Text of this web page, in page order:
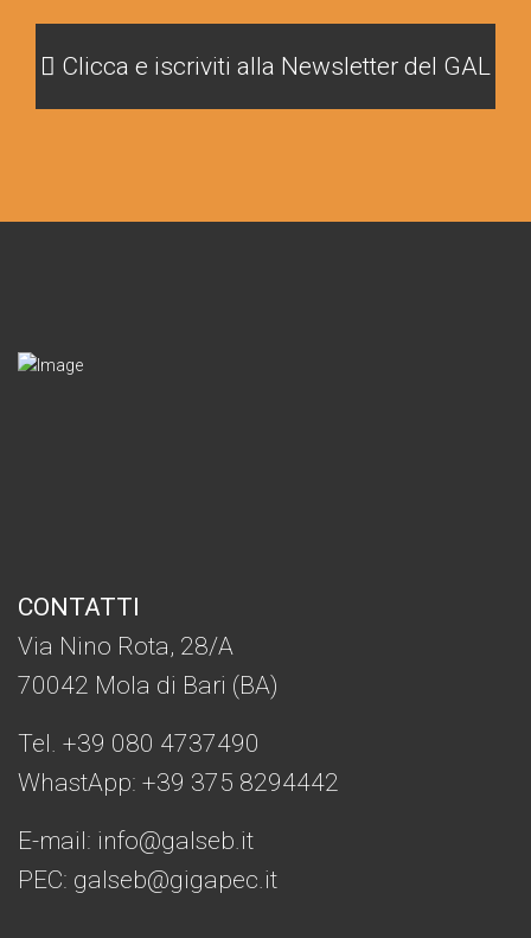
Clicca e iscriviti alla Newsletter del GAL
CONTATTI
Via Nino Rota, 28/A
70042 Mola di Bari (BA)
Tel. +39 080 4737490
WhastApp: +39 375 8294442
E-mail: info@galseb.it
PEC: galseb@gigapec.it